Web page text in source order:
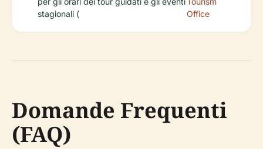
stagionali (
Office
Domande Frequenti
(FAQ)